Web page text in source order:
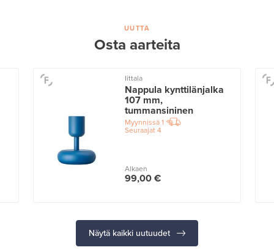
UUTTA
Osta aarteita
Iittala
Nappula kynttilänjalka
107 mm,
tummansininen
Myynnissä1
Seuraajat4
Alkaen
99,00 €
Näytä kaikki uutuudet